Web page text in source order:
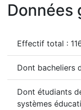
Données
Effectif total :
Dont bacheliers
Dont étudiants
systèmes